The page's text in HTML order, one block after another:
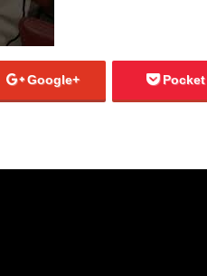
Google+ Pocket